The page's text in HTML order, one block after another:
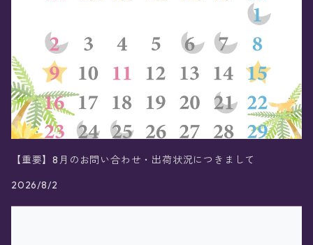
【重要】8月のお問い合わせ・出荷状況につきまして
2026/8/2